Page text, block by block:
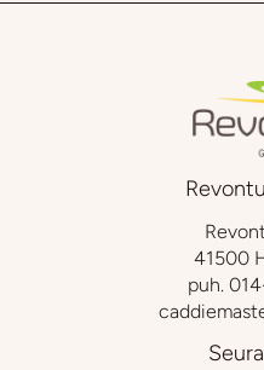
41500
puh.